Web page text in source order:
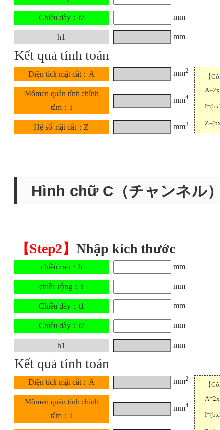
Chiều dày：t2 mm
h1 mm
Kết quả tính toán
Diện tích mặt cắt：A mm2
Mômen quán tính chính
tâm：I
mm4
Hệ số mặt cắt：Z mm3
【
Hình chữ C（チャンネル
【Step2】Nhập kích thước
chiều cao：h mm
chiều rộng：b mm
Chiều dày：t1 mm
Chiều dày：t2 mm
h1 mm
Kết quả tính toán
Diện tích mặt cắt：A mm2
Mômen quán tính chính
tâm：I
mm4
【